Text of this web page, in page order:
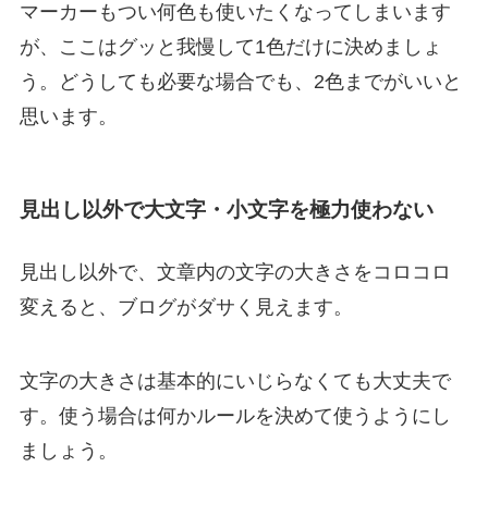
マーカーもつい何色も使いたくなってしまいます
が、ここはグッと我慢して1色だけに決めましょ
う。どうしても必要な場合でも、2色までがいいと
思います。
見出し以外で大文字・小文字を極力使わない
見出し以外で、文章内の文字の大きさをコロコロ
変えると、ブログがダサく見えます。
文字の大きさは基本的にいじらなくても大丈夫で
す。使う場合は何かルールを決めて使うようにし
ましょう。